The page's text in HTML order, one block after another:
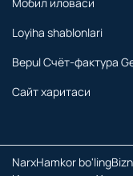
Loyiha shablonlari
Bepul Счёт-фактура
Сайт харитаси
NarxHamkor bo'ling